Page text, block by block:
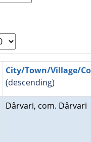
City/Town/Village/
(descending)
Dârvari, com. Dârvari